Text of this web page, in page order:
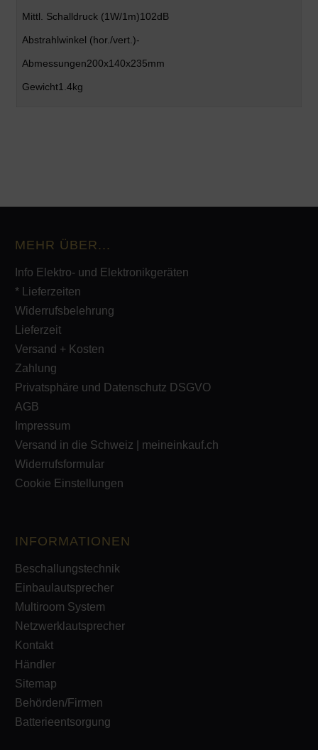
Mittl. Schalldruck (1W/1m)102dB
Abstrahlwinkel (hor./vert.)-
Abmessungen200x140x235mm
Gewicht1.4kg
MEHR ÜBER...
Info Elektro- und Elektronikgeräten
* Lieferzeiten
Widerrufsbelehrung
Lieferzeit
Versand + Kosten
Zahlung
Privatsphäre und Datenschutz DSGVO
AGB
Impressum
Versand in die Schweiz | meineinkauf.ch
Widerrufsformular
Cookie Einstellungen
INFORMATIONEN
Beschallungstechnik
Einbaulautsprecher
Multiroom System
Netzwerklautsprecher
Kontakt
Händler
Sitemap
Behörden/Firmen
Batterieentsorgung